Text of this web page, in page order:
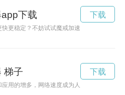
下载
更稳定？不妨试试魔戒加速器下载，让你
下载
梯子
应用的增多，网络速度成为人们关注的焦点
下载